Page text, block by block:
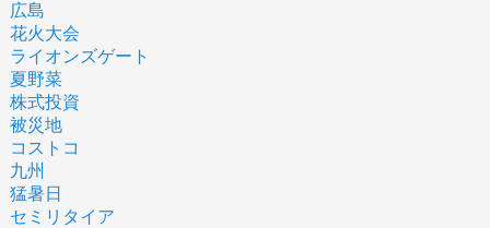
広島
花火大会
ライオンズゲート
夏野菜
株式投資
被災地
コストコ
九州
猛暑日
セミリタイア